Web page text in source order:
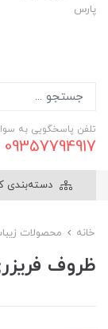
پارس
تلفن پاسخگویی به
09357794917
دسته‌بندی
خانه محصولات
ظروف